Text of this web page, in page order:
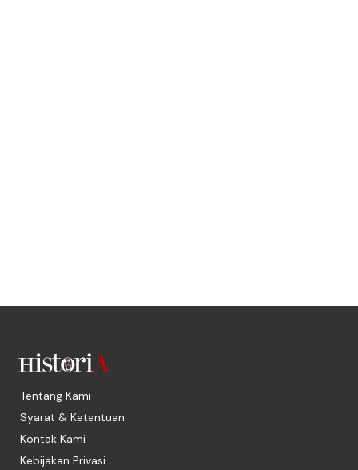
Tentang Kami
Syarat & Ketentuan
Kontak Kami
Kebijakan Privasi